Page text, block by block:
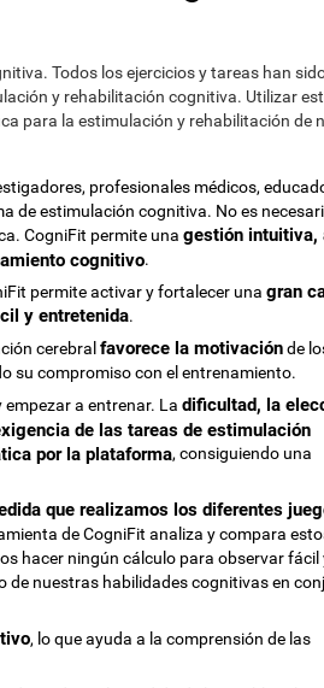
Todos los ejercicios y tareas han
y rehabilitación cognitiva. Utilizar
para la estimulación y rehabilitación de
profesionales médicos,
de estimulación cognitiva. No es
CogniFit permite una gestión intuitiva,
cognitivo.
permite activar y fortalecer una gran
y entretenida.
cerebral favorece la motivaciónde
su compromiso con el entrenamiento.
a entrenar. La dificultad, la
de las tareas de estimulación
por la plataforma, consiguiendo una
que realizamos los diferentes
de CogniFit analiza y compara
hacer ningún cálculo para observar fácil
nuestras habilidades cognitivas en
, lo que ayuda a la comprensión de las